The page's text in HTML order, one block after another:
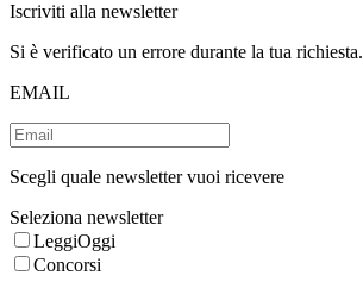
Iscriviti alla newsletter
Si è verificato un errore durante la tua richiesta.
EMAIL
Scegli quale newsletter vuoi ricevere
Seleziona newsletter
LeggiOggi
Concorsi